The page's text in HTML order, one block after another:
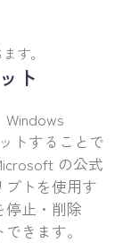
す。
ト
トすることで
の公式
プトを使用す
停止・削除
きます。